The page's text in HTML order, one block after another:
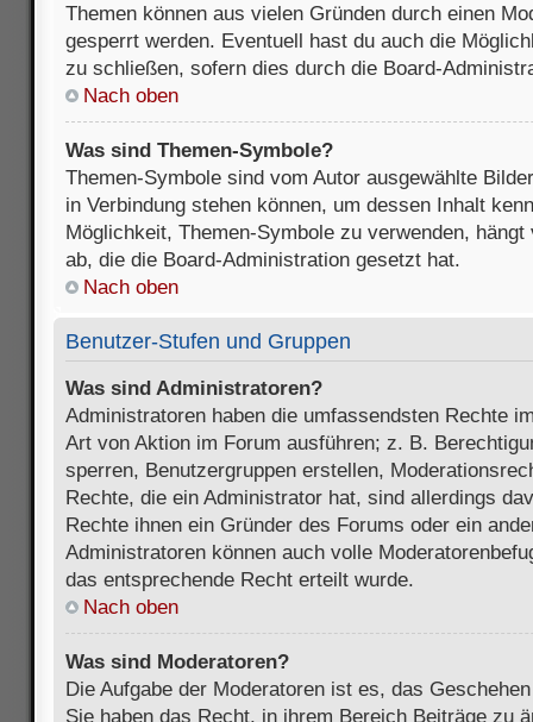
Themen können aus vielen Gründen durch einen
gesperrt werden. Eventuell hast du auch die
zu schließen, sofern dies durch die Board-
Nach oben
Was sind Themen-Symbole?
Themen-Symbole sind vom Autor ausgewählte
in Verbindung stehen können, um dessen Inhalt
Möglichkeit, Themen-Symbole zu verwenden,
ab, die die Board-Administration gesetzt hat.
Nach oben
Benutzer-Stufen und Gruppen
Was sind Administratoren?
Administratoren haben die umfassendsten Rechte
Art von Aktion im Forum ausführen; z. B.
sperren, Benutzergruppen erstellen,
Rechte, die ein Administrator hat, sind allerdings
Rechte ihnen ein Gründer des Forums oder ein
Administratoren können auch volle
das entsprechende Recht erteilt wurde.
Nach oben
Was sind Moderatoren?
Die Aufgabe der Moderatoren ist es, das
Sie haben das Recht, in ihrem Bereich Beiträge zu